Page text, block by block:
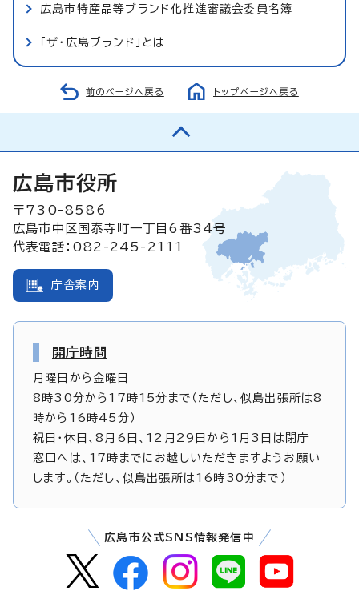
広島市特産品等ブランド化推進審議会委員名簿
「ザ・広島ブランド」とは
前のページへ戻る トップページへ戻る
広島市役所
〒730-8586
広島市中区国泰寺町一丁目6番34号
代表電話：082-245-2111
庁舎案内
開庁時間
月曜日から金曜日
8時30分から17時15分まで（ただし、似島出張所は8
時から16時45分）
祝日・休日、8月6日、12月29日から1月3日は閉庁
窓口へは、17時までにお越しいただきますようお願い
します。（ただし、似島出張所は16時30分まで）
広島市公式SNS情報発信中